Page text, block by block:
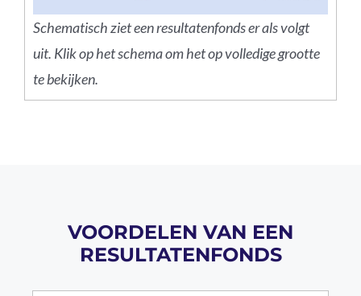
Schematisch ziet een resultatenfonds er als volgt
uit. Klik op het schema om het op volledige grootte
te bekijken.
VOORDELEN VAN EEN
RESULTATENFONDS